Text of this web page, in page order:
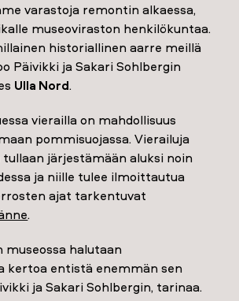
varastoja remontin alkaessa,
museoviraston henkilökuntaa.
historiallinen aarre meillä
Päivikki ja Sakari Sohlbergin
Ulla Nord.
vierailla on mahdollisuus
pommisuojassa. Vierailuja
järjestämään aluksi noin
ja niille tulee ilmoittautua
ajat tarkentuvat
.
museossa halutaan
kertoa entistä enemmän sen
ja Sakari Sohlbergin, tarinaa.